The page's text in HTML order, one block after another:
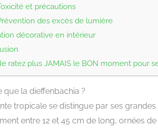
et précautions
des excès de lumière
décorative en intérieur
ratez plus JAMAIS le BON moment pour
que la dieffenbachia ?
tropicale se distingue par ses
entre 12 et 45 cm de long, ornées